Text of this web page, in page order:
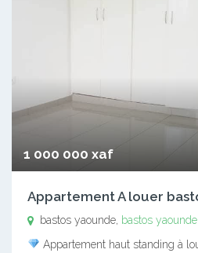
1 000 000 xaf
Appartement A louer
bastos yaounde, bastos yaounde
Appartement haut standing à